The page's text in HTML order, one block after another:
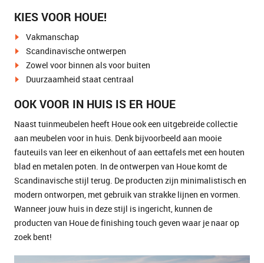
KIES VOOR HOUE!
Vakmanschap
Scandinavische ontwerpen
Zowel voor binnen als voor buiten
Duurzaamheid staat centraal
OOK VOOR IN HUIS IS ER HOUE
Naast tuinmeubelen heeft Houe ook een uitgebreide collectie
aan meubelen voor in huis. Denk bijvoorbeeld aan mooie
fauteuils van leer en eikenhout of aan eettafels met een houten
blad en metalen poten. In de ontwerpen van Houe komt de
Scandinavische stijl terug. De producten zijn minimalistisch en
modern ontworpen, met gebruik van strakke lijnen en vormen.
Wanneer jouw huis in deze stijl is ingericht, kunnen de
producten van Houe de finishing touch geven waar je naar op
zoek bent!